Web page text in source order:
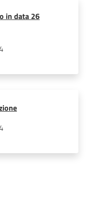
in data 26